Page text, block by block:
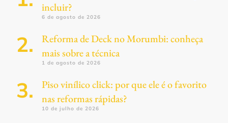
incluir?
6 de agosto de 2026
Reforma de Deck no Morumbi: conheça
mais sobre a técnica
1 de agosto de 2026
Piso vinílico click: por que ele é o favorito
nas reformas rápidas?
10 de julho de 2026